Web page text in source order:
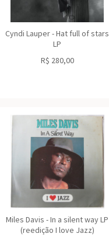
Cyndi Lauper - Hat full of stars
LP
R$ 280,00
Miles Davis - In a silent way LP
(reedição I love Jazz)